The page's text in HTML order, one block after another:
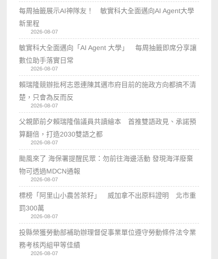
每周抽籤展示AI神隊友！ 敏實科大全面邁向AI Agent大學
新里程
2026-08-07
敏實科大全面邁向「AI Agent 大學」 每周抽籤即席分享讓
數位助手落實日常
2026-08-07
賴瑞隆競辦批柯志恩連陳其邁市府目前的施政方向都搞不清
楚，只會為反而反
2026-08-07
父親節前夕賴瑞隆偕議員共讀繪本 首推雙語政見、承諾預
算翻倍，打造2030雙語之都
2026-08-07
颱風來了 海保署提醒民眾：勿前往海邊活動 發現海洋廢棄
物可透過MDCN通報
2026-08-07
標榜「阿里山小農苦茶籽」 威加拿不出原料證明 北市重
罰300萬
2026-08-07
投縣榮獲勞動部補助辦理督促事業單位遵守勞動條件法令業
務考核丙組甲等佳績
2026-08-07